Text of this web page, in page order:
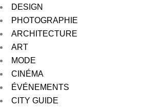
DESIGN
PHOTOGRAPHIE
ARCHITECTURE
ART
MODE
CINÉMA
ÉVÉNEMENTS
CITY GUIDE